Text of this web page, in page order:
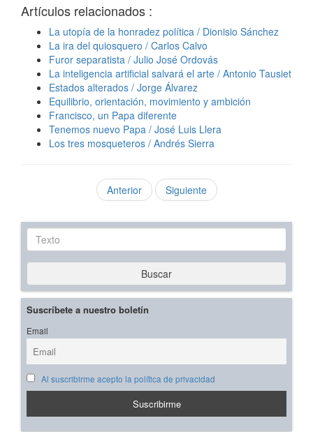
Artículos relacionados :
La utopía de la honradez política / Dionisio Sánchez
La ira del quiosquero / Carlos Calvo
Furor separatista / Julio José Ordovás
La inteligencia artificial salvará el arte / Antonio Tausiet
Estados alterados / Jorge Álvarez
Equilibrio, orientación, movimiento y ambición
Francisco, un Papa diferente
Tenemos nuevo Papa / José Luis Llera
Los tres mosqueteros / Andrés Sierra
Anterior Siguiente
Texto
Buscar
Suscríbete a nuestro boletín
Email
Al suscribirme acepto la política de privacidad